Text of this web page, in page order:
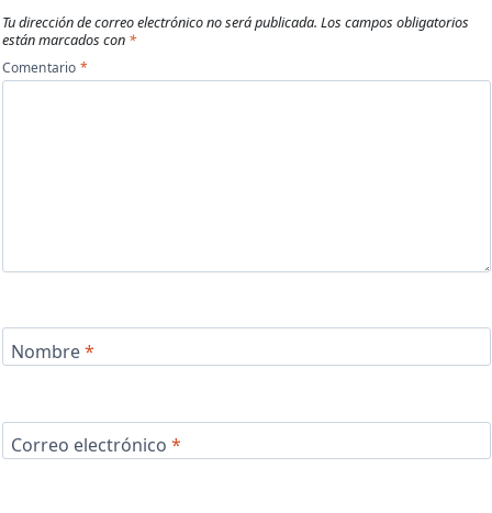
Tu dirección de correo electrónico no será publicada. Los campos obligatorios
están marcados con *
Comentario *
Nombre*
Correo electrónico *